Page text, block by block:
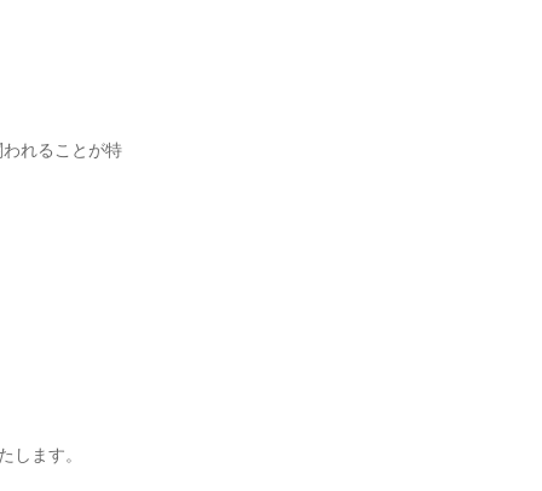
れることが特
します。